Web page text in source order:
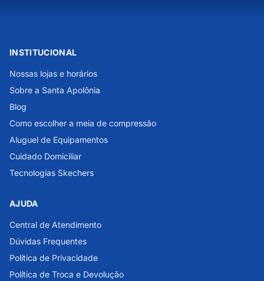
INSTITUCIONAL
Nossas lojas e horários
Sobre a Santa Apolônia
Blog
Como escolher a meia de compressão
Aluguel de Equipamentos
Cuidado Domiciliar
Tecnologias Skechers
AJUDA
Central de Atendimento
Dúvidas Frequentes
Política de Privacidade
Política de Troca e Devolução